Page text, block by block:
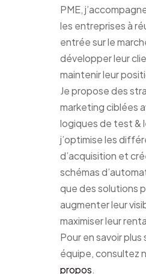
PME,
les entreprises à
entrée sur le
développer leur
maintenir leur
Je propose des
marketing ciblées
logiques de test &
j’optimise les
d’acquisition et
schémas
que des solutions
augmenter leur
maximiser leur
Pour en savoir plus
équipe, consultez
propos.